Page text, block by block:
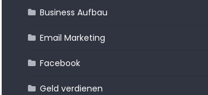
Business Aufbau
Business Aufbau
Email Marketing
Facebook
Geld verdienen